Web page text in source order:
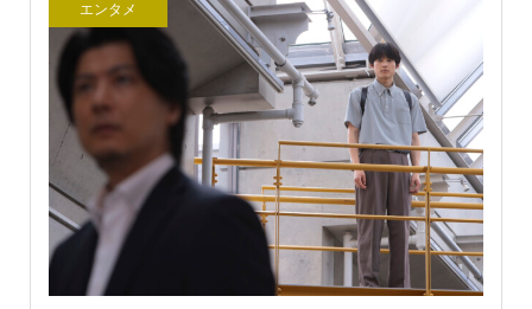
エンタメ